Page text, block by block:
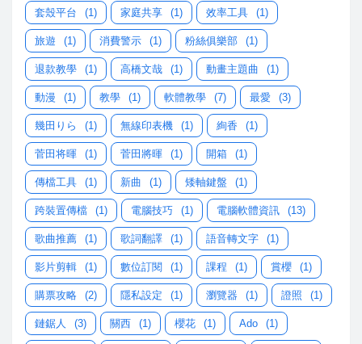
套殼平台 (1) 家庭共享 (1) 效率工具 (1)
旅遊 (1) 消費警示 (1) 粉絲俱樂部 (1)
退款教學 (1) 高橋文哉 (1) 動畫主題曲 (1)
動漫 (1) 教學 (1) 軟體教學 (7) 最愛 (3)
幾田りら (1) 無線印表機 (1) 絢香 (1)
菅田将暉 (1) 菅田將暉 (1) 開箱 (1)
傳檔工具 (1) 新曲 (1) 矮軸鍵盤 (1)
跨裝置傳檔 (1) 電腦技巧 (1) 電腦軟體資訊 (13)
歌曲推薦 (1) 歌詞翻譯 (1) 語音轉文字 (1)
影片剪輯 (1) 數位訂閱 (1) 課程 (1) 賞櫻 (1)
購票攻略 (2) 隱私設定 (1) 瀏覽器 (1) 證照 (1)
鏈鋸人 (3) 關西 (1) 櫻花 (1) Ado (1)